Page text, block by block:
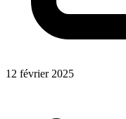
12 février 2025